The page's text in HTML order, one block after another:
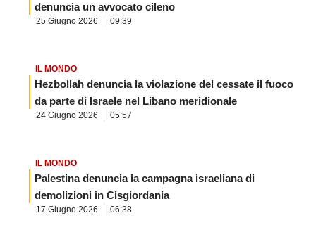
denuncia un avvocato cileno
25 Giugno 2026 09:39
IL MONDO
Hezbollah denuncia la violazione del cessate il fuoco
da parte di Israele nel Libano meridionale
24 Giugno 2026 05:57
IL MONDO
Palestina denuncia la campagna israeliana di
demolizioni in Cisgiordania
17 Giugno 2026 06:38